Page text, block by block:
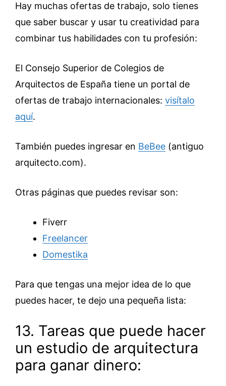
Hay muchas ofertas de trabajo, solo tienes
que saber buscar y usar tu creatividad para
combinar tus habilidades con tu profesión:
El Consejo Superior de Colegios de
Arquitectos de España tiene un portal de
ofertas de trabajo internacionales: visítalo
aquí.
También puedes ingresar en BeBee (antiguo
arquitecto.com).
Otras páginas que puedes revisar son:
Fiverr
Freelancer
Domestika
Para que tengas una mejor idea de lo que
puedes hacer, te dejo una pequeña lista:
13. Tareas que puede hacer
un estudio de arquitectura
para ganar dinero: